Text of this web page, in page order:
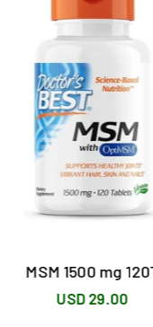
MSM 1500 mg
Precio
USD 29.00